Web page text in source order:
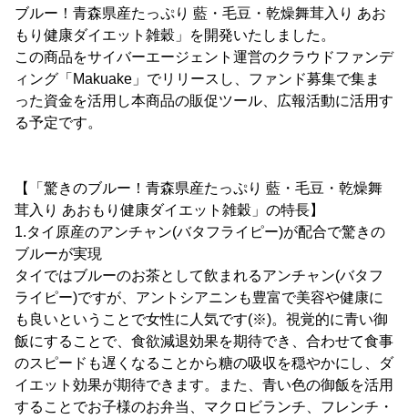
ブルー！青森県産たっぷり 藍・毛豆・乾燥舞茸入り あお
もり健康ダイエット雑穀」を開発いたしました。
この商品をサイバーエージェント運営のクラウドファンデ
ィング「Makuake」でリリースし、ファンド募集で集ま
った資金を活用し本商品の販促ツール、広報活動に活用す
る予定です。
【「驚きのブルー！青森県産たっぷり 藍・毛豆・乾燥舞
茸入り あおもり健康ダイエット雑穀」の特長】
1.タイ原産のアンチャン(バタフライピー)が配合で驚きの
ブルーが実現
タイではブルーのお茶として飲まれるアンチャン(バタフ
ライピー)ですが、アントシアニンも豊富で美容や健康に
も良いということで女性に人気です(※)。視覚的に青い御
飯にすることで、食欲減退効果を期待でき、合わせて食事
のスピードも遅くなることから糖の吸収を穏やかにし、ダ
イエット効果が期待できます。また、青い色の御飯を活用
することでお子様のお弁当、マクロビランチ、フレンチ・